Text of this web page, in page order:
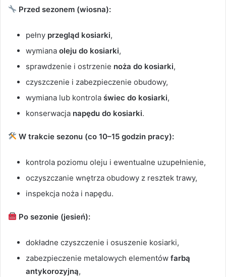
Przed sezonem (wiosna):
pełny przegląd kosiarki,
wymiana oleju do kosiarki,
sprawdzenie i ostrzenie noża do kosiarki,
czyszczenie i zabezpieczenie obudowy,
wymiana lub kontrola świec do kosiarki,
konserwacja napędu do kosiarki.
W trakcie sezonu (co 10–15 godzin pracy):
kontrola poziomu oleju i ewentualne uzupełnienie,
oczyszczanie wnętrza obudowy z resztek trawy,
inspekcja noża i napędu.
Po sezonie (jesień):
dokładne czyszczenie i osuszenie kosiarki,
zabezpieczenie metalowych elementów farbą
antykorozyjną,